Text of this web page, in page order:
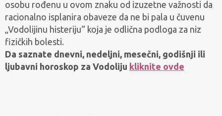
osobu rođenu u ovom znaku od izuzetne važnosti da
racionalno isplanira obaveze da ne bi pala u čuvenu
„Vodolijinu histeriju“ koja je odlična podloga za niz
fizičkih bolesti.
Da saznate dnevni, nedeljni, mesečni, godišnji ili
ljubavni horoskop za Vodoliju kliknite ovde